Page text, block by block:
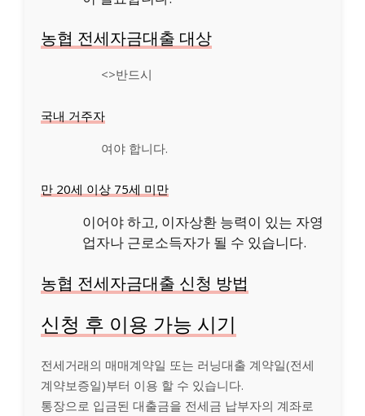
농협 전세자금대출 대상
<>반드시
국내 거주자
여야 합니다.
만 20세 이상 75세 미만
이어야 하고, 이자상환 능력이 있는 자영
업자나 근로소득자가 될 수 있습니다.
농협 전세자금대출 신청 방법
신청 후 이용 가능 시기
전세거래의 매매계약일 또는 러닝대출 계약일(전세
계약보증일)부터 이용 할 수 있습니다.
통장으로 입금된 대출금을 전세금 납부자의 계좌로